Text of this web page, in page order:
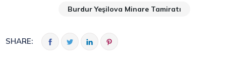
Burdur Yeşilova Minare Tamiratı
SHARE: